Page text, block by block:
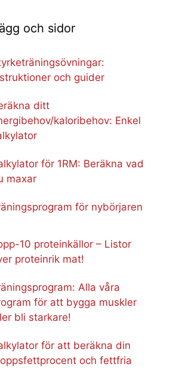
och sidor
och guider
ditt
kaloribehov: Enkel
för 1RM: Beräkna vad
maxar
för nybörjaren
10 proteinkällor – Listor
proteinrik mat!
Alla våra
för att bygga muskler
bli starkare!
för att beräkna din
och fettfria